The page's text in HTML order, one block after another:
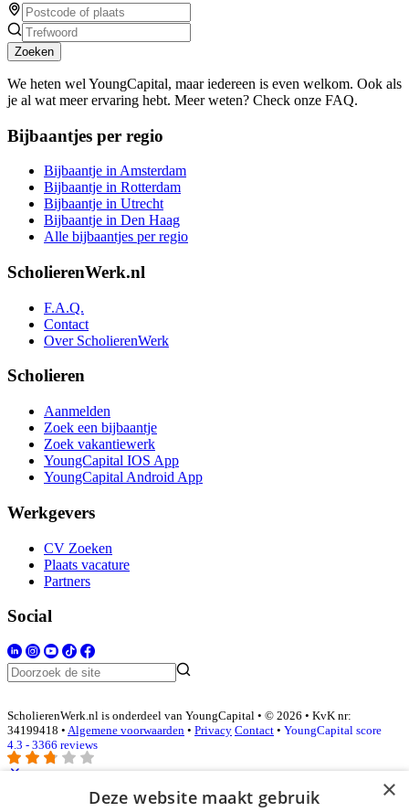
Zoeken
We heten wel YoungCapital, maar iedereen is even welkom. Ook als
je al wat meer ervaring hebt. Meer weten? Check onze FAQ.
Bijbaantjes per regio
Bijbaantje in Amsterdam
Bijbaantje in Rotterdam
Bijbaantje in Utrecht
Bijbaantje in Den Haag
Alle bijbaantjes per regio
ScholierenWerk.nl
F.A.Q.
Contact
Over ScholierenWerk
Scholieren
Aanmelden
Zoek een bijbaantje
Zoek vakantiewerk
YoungCapital IOS App
YoungCapital Android App
Werkgevers
CV Zoeken
Plaats vacature
Partners
Social
ScholierenWerk.nl is onderdeel van YoungCapital • © 2026 • KvK nr:
34199418 • Algemene voorwaarden • Privacy Contact • YoungCapital score
4.3 - 3366 reviews
×
Deze website maakt gebruik